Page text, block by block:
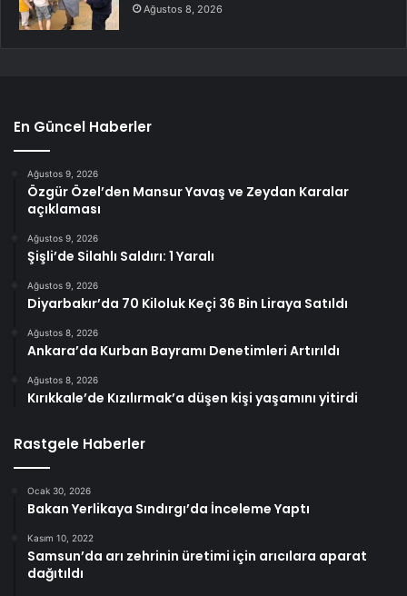
Ağustos 8, 2026
En Güncel Haberler
Ağustos 9, 2026
Özgür Özel’den Mansur Yavaş ve Zeydan Karalar
açıklaması
Ağustos 9, 2026
Şişli’de Silahlı Saldırı: 1 Yaralı
Ağustos 9, 2026
Diyarbakır’da 70 Kiloluk Keçi 36 Bin Liraya Satıldı
Ağustos 8, 2026
Ankara’da Kurban Bayramı Denetimleri Artırıldı
Ağustos 8, 2026
Kırıkkale’de Kızılırmak’a düşen kişi yaşamını yitirdi
Rastgele Haberler
Ocak 30, 2026
Bakan Yerlikaya Sındırgı’da İnceleme Yaptı
Kasım 10, 2022
Samsun’da arı zehrinin üretimi için arıcılara aparat
dağıtıldı